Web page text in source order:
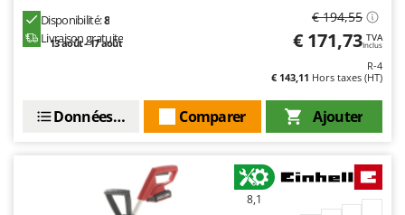
Rover Pompe
Royal Food
S.T.P.
Schnitzer
Disponibilité:8
Livraison gratuite
13 août - 17 août
€ 194,55
€ 171,73 TVA
Inclus
R-4
€ 143,11 Hors taxes (HT)
Ajouter
Comparer
Données techniques
8,1